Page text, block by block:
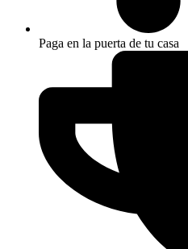
Paga en la puerta de tu casa